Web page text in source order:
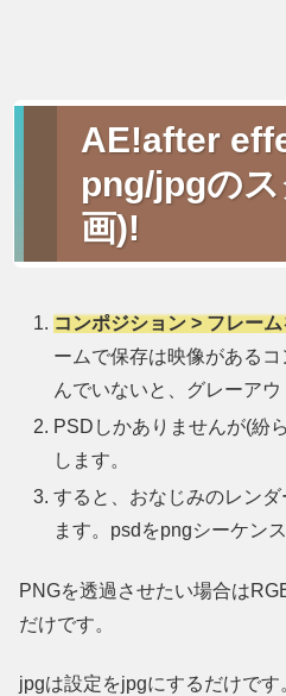
AE!after
png/jpgの
画)!
コンポジション > フレー
ームで保存は映像がある
んでいないと、グレーア
PSDしかありませんが(紛
します。
すると、おなじみのレン
ます。psdをpngシーケン
PNGを透過させたい場合は
だけです。
jpgは設定をjpgにするだけです